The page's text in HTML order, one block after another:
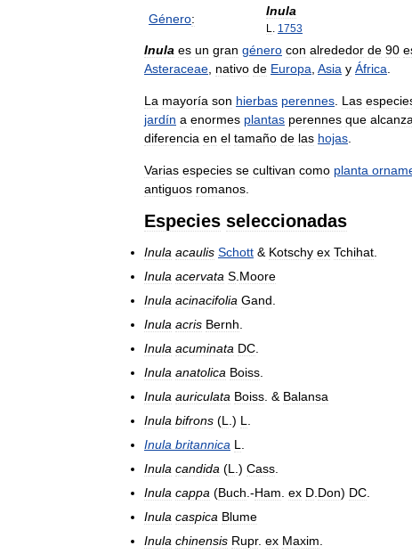
Género:
Inula
L 1753
Inula es un gran género con alrededor de 90
Asteraceae nativo de Europa Asia y África
La mayoría son hierbas perennes Las
jardín a enormes plantas perennes que
diferencia en el tamaño de las hojas
Varias especies se cultivan como planta
antiguos romanos
Especies seleccionadas
Inula acaulis Schott & Kotschy ex Tchihat
Inula acervata S Moore
Inula acinacifolia Gand
Inula acris Bernh
Inula acuminata DC
Inula anatolica Boiss
Inula auriculata Boiss . & Balansa
Inula bifrons (L .) L
Inula britannica L
Inula candida (L .) Cass
Inula cappa (Buch .-Ham ex D Don) DC
Inula caspica Blume
Inula chinensis Rupr. ex Maxim